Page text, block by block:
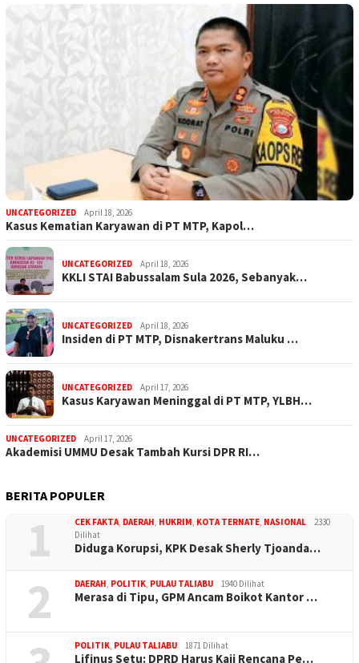
UNCATEGORIZED April 18, 2026
Kasus Kematian Karyawan di PT MTP, Kapol…
UNCATEGORIZED April 18, 2026
KKLI STAI Babussalam Sula 2026, Sebanyak…
UNCATEGORIZED April 18, 2026
Insiden di PT MTP, Disnakertrans Maluku …
UNCATEGORIZED April 17, 2026
Kasus Karyawan Meninggal di PT MTP, YLBH…
UNCATEGORIZED April 17, 2026
Akademisi UMMU Desak Tambah Kursi DPR RI…
BERITA POPULER
1 CEK FAKTA, DAERAH, HUKRIM, KOTA TERNATE, NASIONAL
2330
Dilihat
Diduga Korupsi, KPK Desak Sherly Tjoanda…
2 DAERAH, POLITIK, PULAU TALIABU 1940 Dilihat
Merasa di Tipu, GPM Ancam Boikot Kantor …
POLITIK, PULAU TALIABU 1871 Dilihat
Lifinus Setu: DPRD Harus Kaji Rencana Pe…